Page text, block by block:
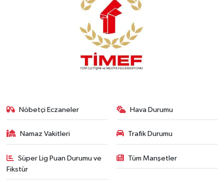
Nöbetçi Eczaneler Hava Durumu
Namaz Vakitleri Trafik Durumu
Süper Lig Puan Durumu ve
Fikstür
Tüm Manşetler